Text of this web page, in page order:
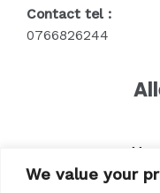
We value your
Contact tel :
0766826244